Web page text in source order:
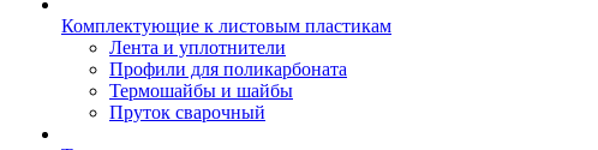
Комплектующие к листовым пластикам
Лента и уплотнители
Профили для поликарбоната
Термошайбы и шайбы
Пруток сварочный